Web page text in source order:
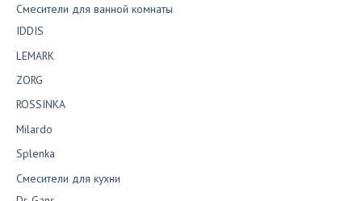
Смесители для ванной комнаты
IDDIS
LEMARK
ZORG
ROSSINKA
Milardo
Splenka
Смесители для кухни